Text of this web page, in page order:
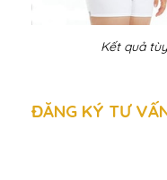
Kết quả
ĐĂNG KÝ TƯ